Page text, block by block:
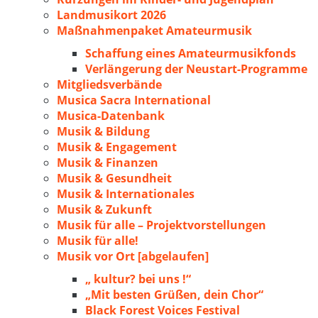
Landmusikort 2026
Maßnahmenpaket Amateurmusik
Schaffung eines Amateurmusikfonds
Verlängerung der Neustart-Programme
Mitgliedsverbände
Musica Sacra International
Musica-Datenbank
Musik & Bildung
Musik & Engagement
Musik & Finanzen
Musik & Gesundheit
Musik & Internationales
Musik & Zukunft
Musik für alle – Projektvorstellungen
Musik für alle!
Musik vor Ort [abgelaufen]
„ kultur? bei uns !“
„Mit besten Grüßen, dein Chor“
Black Forest Voices Festival